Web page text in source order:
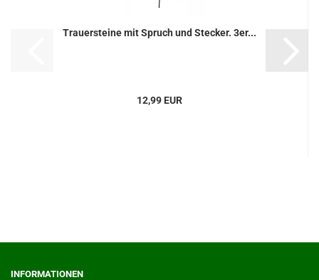
Trauersteine mit Spruch und Stecker. 3er...
12,99 EUR
INFORMATIONEN